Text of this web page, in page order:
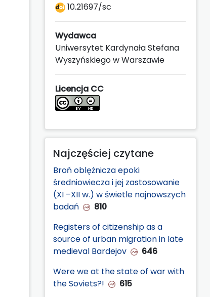
10.21697/sc
Wydawca
Uniwersytet Kardynała Stefana
Wyszyńskiego w Warszawie
Licencja CC
Najczęściej czytane
Broń oblężnicza epoki
średniowiecza i jej zastosowanie
(XI –XII w.) w świetle najnowszych
badań
810
Registers of citizenship as a
source of urban migration in late
medieval Bardejov
646
Were we at the state of war with
the Soviets?!
615